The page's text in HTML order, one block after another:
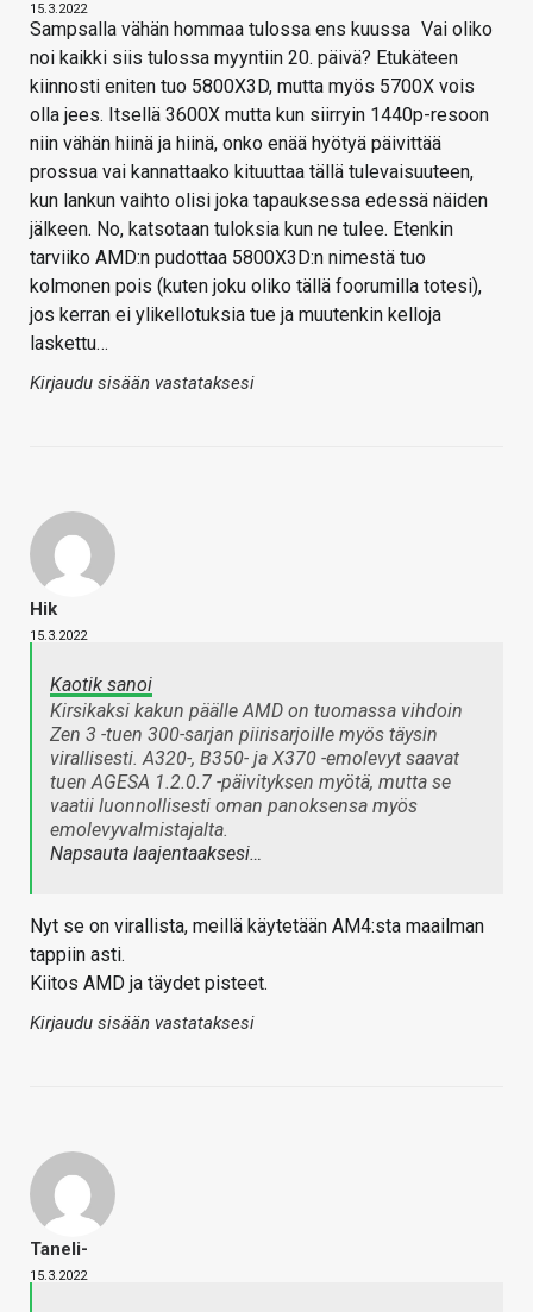
15.3.2022
Sampsalla vähän hommaa tulossa ens kuussa Vai oliko
noi kaikki siis tulossa myyntiin 20. päivä? Etukäteen
kiinnosti eniten tuo 5800X3D, mutta myös 5700X vois
olla jees. Itsellä 3600X mutta kun siirryin 1440p-resoon
niin vähän hiinä ja hiinä, onko enää hyötyä päivittää
prossua vai kannattaako kituuttaa tällä tulevaisuuteen,
kun lankun vaihto olisi joka tapauksessa edessä näiden
jälkeen. No, katsotaan tuloksia kun ne tulee. Etenkin
tarviiko AMD:n pudottaa 5800X3D:n nimestä tuo
kolmonen pois (kuten joku oliko tällä foorumilla totesi),
jos kerran ei ylikellotuksia tue ja muutenkin kelloja
laskettu…
Kirjaudu sisään vastataksesi
Hik
15.3.2022
Kaotik sanoi
Kirsikaksi kakun päälle AMD on tuomassa vihdoin
Zen 3 -tuen 300-sarjan piirisarjoille myös täysin
virallisesti. A320-, B350- ja X370 -emolevyt saavat
tuen AGESA 1.2.0.7 -päivityksen myötä, mutta se
vaatii luonnollisesti oman panoksensa myös
emolevyvalmistajalta.
Napsauta laajentaaksesi…
Nyt se on virallista, meillä käytetään AM4:sta maailman
tappiin asti.
Kiitos AMD ja täydet pisteet.
Kirjaudu sisään vastataksesi
Taneli-
15.3.2022